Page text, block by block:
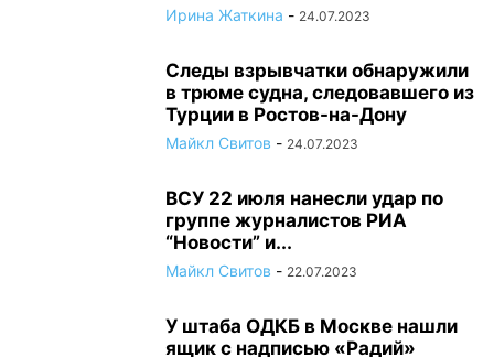
Ирина Жаткина - 24.07.2023
Следы взрывчатки обнаружили
в трюме судна, следовавшего из
Турции в Ростов-на-Дону
Майкл Свитов - 24.07.2023
ВСУ 22 июля нанесли удар по
группе журналистов РИА
“Новости” и...
Майкл Свитов - 22.07.2023
У штаба ОДКБ в Москве нашли
ящик с надписью «Радий»